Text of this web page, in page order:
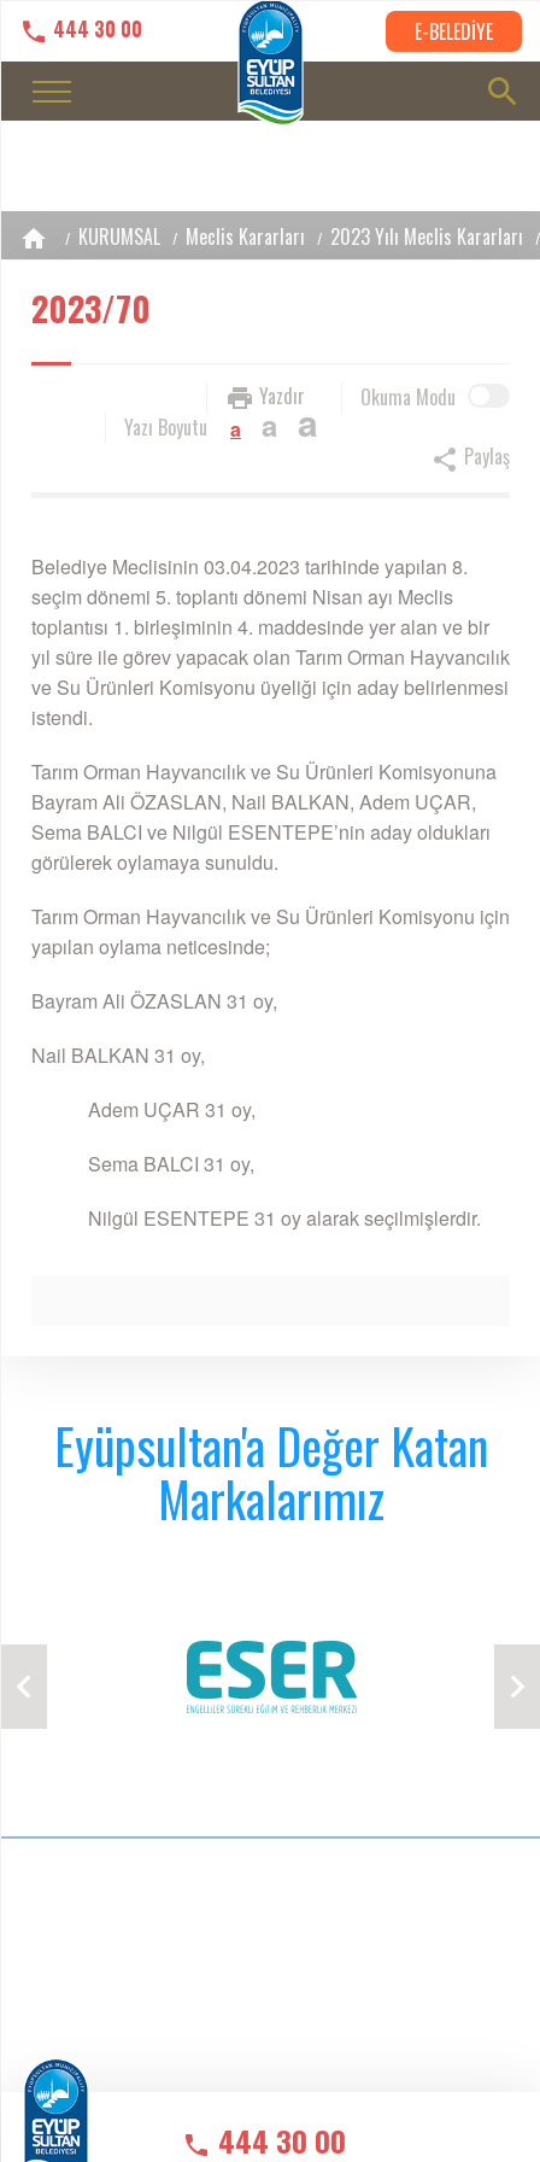
444 30 00 E-BELEDİYE
KURUMSAL Meclis Kararları 2023 Yılı Meclis Kararları
2023/70
Okuma Modu
Yazdır
Yazı Boyutu
a a a
Paylaş
Belediye Meclisinin 03.04.2023 tarihinde yapılan 8.
seçim dönemi 5. toplantı dönemi Nisan ayı Meclis
toplantısı 1. birleşiminin 4. maddesinde yer alan ve bir
yıl süre ile görev yapacak olan Tarım Orman Hayvancılık
ve Su Ürünleri Komisyonu üyeliği için aday belirlenmesi
istendi.
Tarım Orman Hayvancılık ve Su Ürünleri Komisyonuna
Bayram Ali ÖZASLAN, Nail BALKAN, Adem UÇAR,
Sema BALCI ve Nilgül ESENTEPE’nin aday oldukları
görülerek oylamaya sunuldu.
Tarım Orman Hayvancılık ve Su Ürünleri Komisyonu için
yapılan oylama neticesinde;
Bayram Ali ÖZASLAN 31 oy,
Nail BALKAN 31 oy,
Adem UÇAR 31 oy,
Sema BALCI 31 oy,
Nilgül ESENTEPE 31 oy alarak seçilmişlerdir.
Eyüpsultan'a Değer Katan
Markalarımız
444 30 00